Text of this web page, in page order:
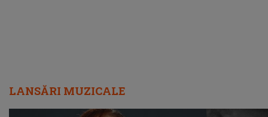
LANSĂRI MUZICALE